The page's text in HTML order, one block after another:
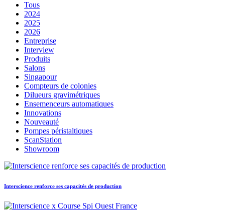
Tous
2024
2025
2026
Entreprise
Interview
Produits
Salons
Singapour
Compteurs de colonies
Dilueurs gravimétriques
Ensemenceurs automatiques
Innovations
Nouveauté
Pompes péristaltiques
ScanStation
Showroom
Interscience renforce ses capacités de production